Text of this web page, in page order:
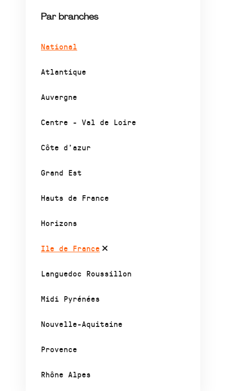
Par branches
National
Atlantique
Auvergne
Centre - Val de Loire
Côte d’azur
Grand Est
Hauts de France
Horizons
Ile de France
Languedoc Roussillon
Midi Pyrénées
Nouvelle-Aquitaine
Provence
Rhône Alpes